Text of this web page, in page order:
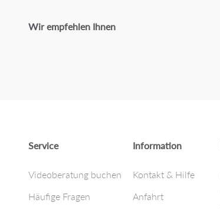
Wir empfehlen Ihnen
Service
Videoberatung buchen
Häufige Fragen
Information
Kontakt & Hilfe
Anfahrt